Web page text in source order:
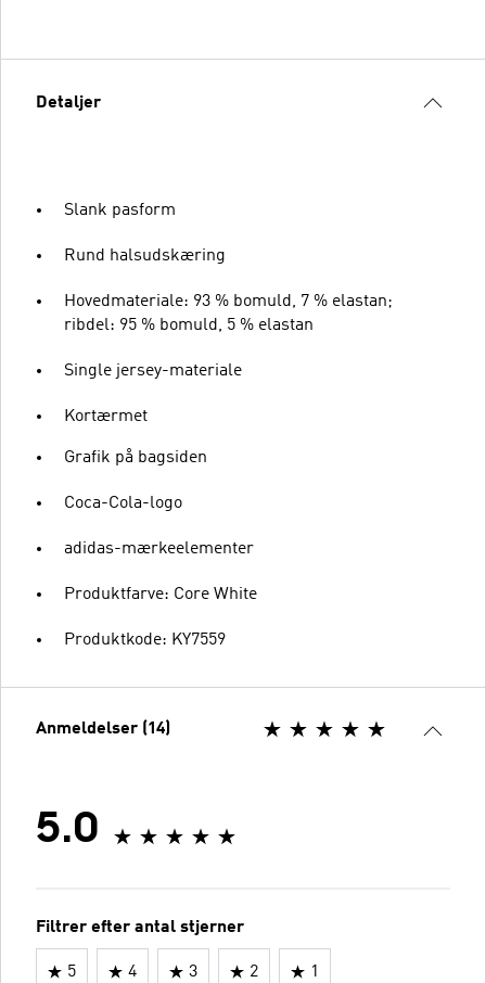
Detaljer
Slank pasform
Rund halsudskæring
Hovedmateriale: 93 % bomuld, 7 % elastan;
ribdel: 95 % bomuld, 5 % elastan
Single jersey-materiale
Kortærmet
Grafik på bagsiden
Coca-Cola-logo
adidas-mærkeelementer
Produktfarve: Core White
Produktkode: KY7559
Anmeldelser (14)
5.0
Filtrer efter antal stjerner
5 4 3 2 1